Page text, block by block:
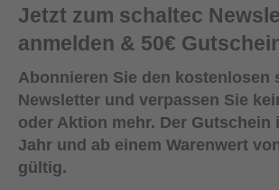
Jetzt zum schaltec
anmelden & 50€
Abonnieren Sie den kostenlosen
Newsletter und verpassen Sie
oder Aktion mehr. Der Gutschein
Jahr und ab einem Warenwert
gültig.